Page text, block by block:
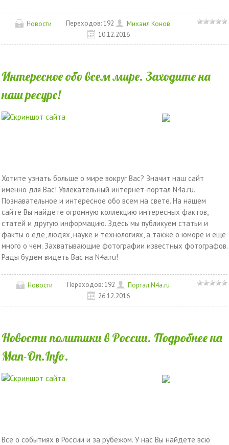
Новости Переходов:192
Михаил Конов
10.12.2016
Интересное обо всем мире. Заходите на
наш ресурс!
Хотите узнать больше о мире вокруг Вас? Значит наш сайт
именно для Вас! Увлекательный интернет-портал N4a.ru.
Познавательное и интересное обо всем на свете. На нашем
сайте Вы найдете огромную коллекцию интересных фактов,
статей и другую информацию. Здесь мы публикуем статьи и
факты о еде, людях, науке и технологиях, а также о юморе и еще
много о чем. Захватывающие фотографии известных фотографов.
Рады будем видеть Вас на N4a.ru!
Новости Переходов: 192
Портал N4a.ru
26.12.2016
Новости политики в России. Подробнее на
Man-On.Info.
Все о событиях в России и за рубежом. У нас Вы найдете всю